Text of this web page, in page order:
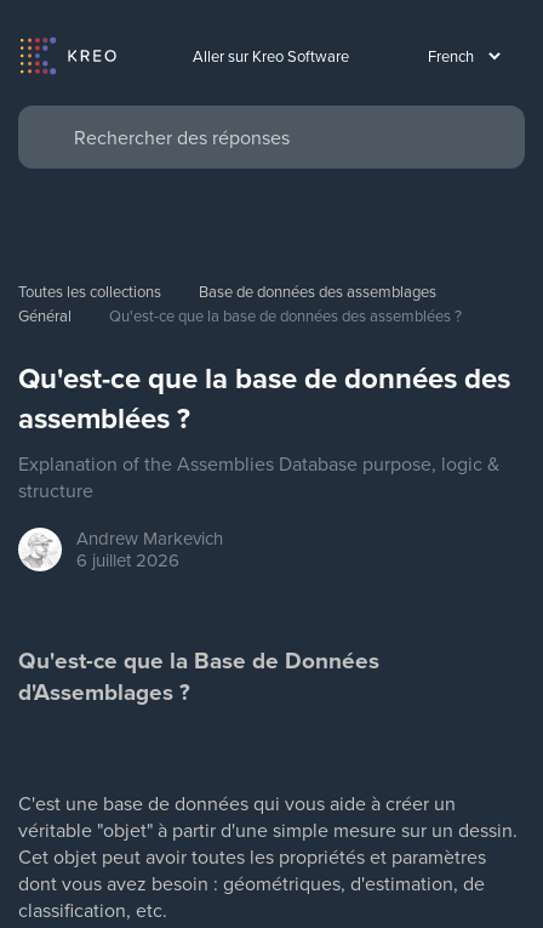
Aller sur Kreo Software
Toutes les collections
Base de données des assemblages
Général
Qu'est-ce que la base de données des assemblées ?
Qu'est-ce que la base de données des
assemblées ?
Explanation of the Assemblies Database purpose, logic &
structure
Andrew Markevich
6 juillet 2026
Qu'est-ce que la Base de Données
d'Assemblages ?
C'est une base de données qui vous aide à créer un
véritable "objet" à partir d'une simple mesure sur un dessin.
Cet objet peut avoir toutes les propriétés et paramètres
dont vous avez besoin : géométriques, d'estimation, de
classification, etc.